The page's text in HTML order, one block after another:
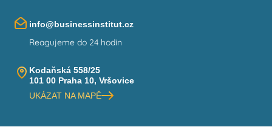
info@businessinstitut.cz
Reagujeme do 24 hodin
Kodaňská 558/25
101 00 Praha 10, Vršovice
UKÁZAT NA MAPĚ